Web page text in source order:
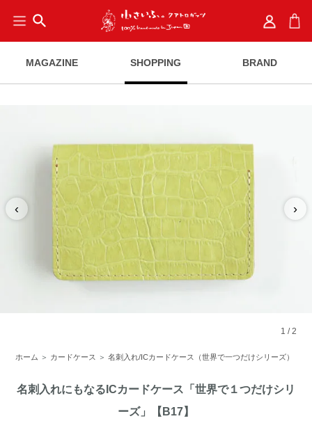
search
MAGAZINE SHOPPING BRAND
‹ ›
1 /2
ホーム ＞ カードケース ＞名刺入れ/ICカードケース（世界で一つだけシリーズ）
名刺入れにもなるICカードケース「世界で１つだけシリ
ーズ」【B17】